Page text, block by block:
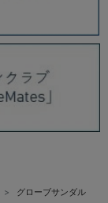
グローブサンダル